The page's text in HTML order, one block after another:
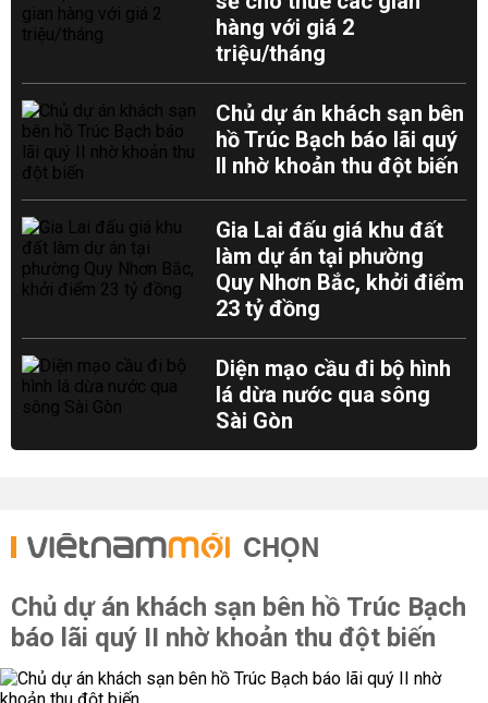
hàng với giá 2
triệu/tháng
Chủ dự án khách sạn bên
hồ Trúc Bạch báo lãi quý
II nhờ khoản thu đột biến
Gia Lai đấu giá khu đất
làm dự án tại phường
Quy Nhơn Bắc, khởi điểm
23 tỷ đồng
Diện mạo cầu đi bộ hình
lá dừa nước qua sông
Sài Gòn
CHỌN
Chủ dự án khách sạn bên hồ Trúc Bạch
báo lãi quý II nhờ khoản thu đột biến